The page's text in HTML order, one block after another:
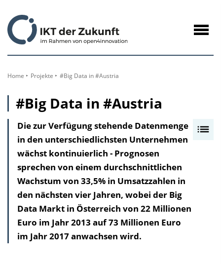
Inhalt
Home Projekte #Big Data in #Austria
#Big Data in #Austria
Die zur Verfügung stehende Datenmenge
in den unterschiedlichsten Unternehmen
wächst kontinuierlich - Prognosen
sprechen von einem durchschnittlichen
Wachstum von 33,5% in Umsatzzahlen in
den nächsten vier Jahren, wobei der Big
Data Markt in Österreich von 22 Millionen
Euro im Jahr 2013 auf 73 Millionen Euro
im Jahr 2017 anwachsen wird.